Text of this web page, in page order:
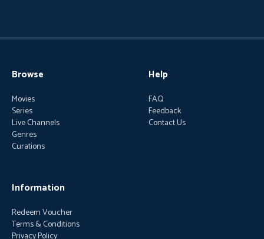
Browse
Movies
Series
Live Channels
Genres
Curations
Help
FAQ
Feedback
Contact Us
Information
Redeem Voucher
Terms & Conditions